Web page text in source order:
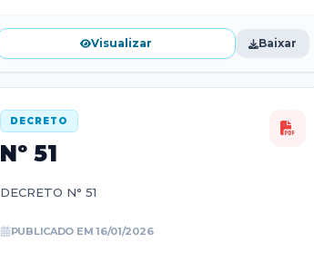
Visualizar Baixar
DECRETO
Nº 51
DECRETO N° 51
PUBLICADO EM16/01/2026